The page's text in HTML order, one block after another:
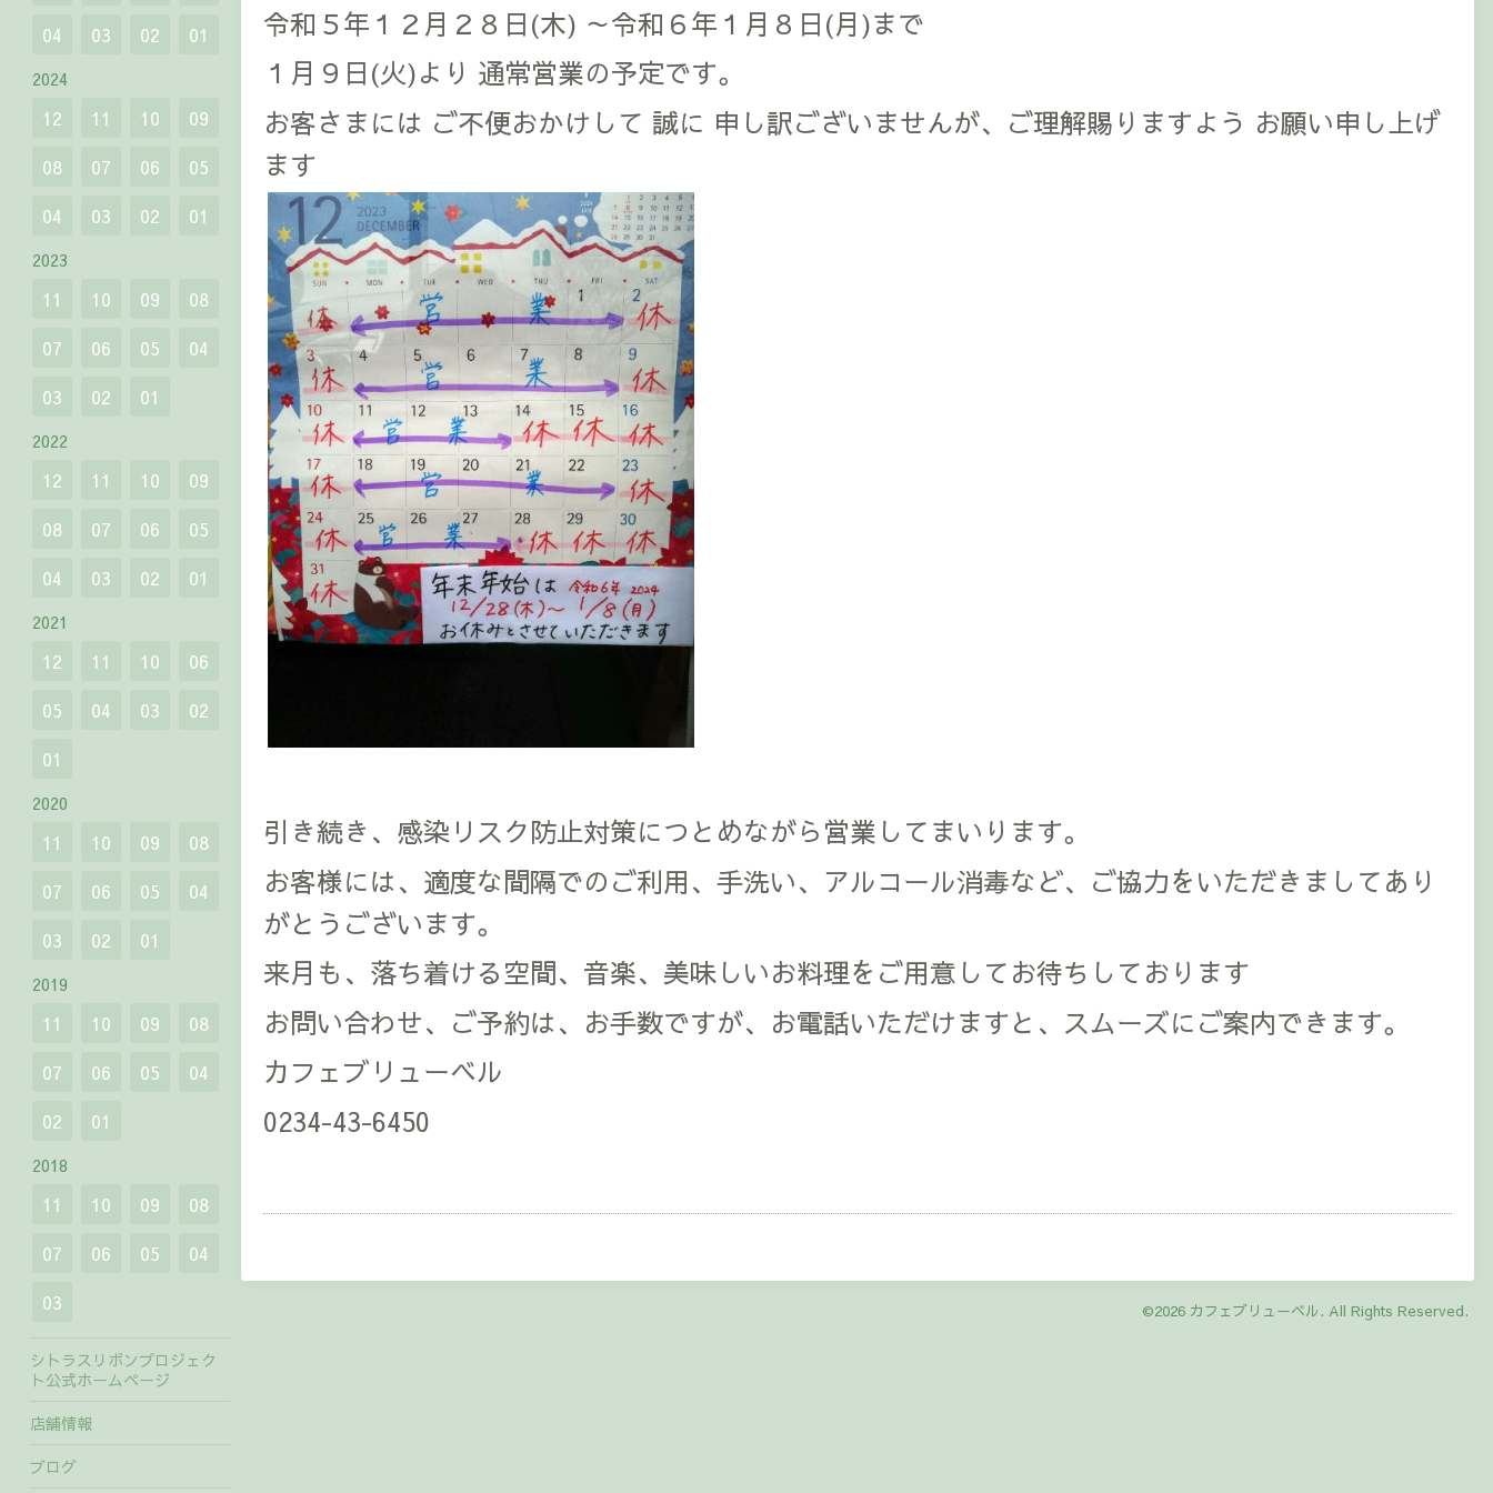
令和５年１２月２８日(木) ～令和６年１月８日(月)まで
１月９日(火)より 通常営業の予定です。
お客さまには ご不便おかけして 誠に 申し訳ございませんが、ご理解賜りますよう お願い申し上げ
ます
引き続き、感染リスク防止対策につとめながら営業してまいります。
お客様には、適度な間隔でのご利用、手洗い、アルコール消毒など、ご協力をいただきましてあり
がとうございます。
来月も、落ち着ける空間、音楽、美味しいお料理をご用意してお待ちしております
お問い合わせ、ご予約は、お手数ですが、お電話いただけますと、スムーズにご案内できます。
カフェブリューベル
0234-43-6450
©2026 カフェブリューベル. All Rights Reserved.
04
03 02 01
2024
12 11 10
09
08
07 06
05
04
03 02 01
2023
11 10 09
08
07
06 05
04
03
02 01
2022
12 11 10
09
08
07 06
05
04
03 02 01
2021
12 11 10
06
05
04 03
02
01
2020
11 10 09
08
07
06 05
04
03
02 01
2019
11 10 09
08
07
06 05
04
02
01
2018
11 10 09
08
07
06 05
04
03
シトラスリボンプロジェク
ト公式ホームページ
店舗情報
ブログ